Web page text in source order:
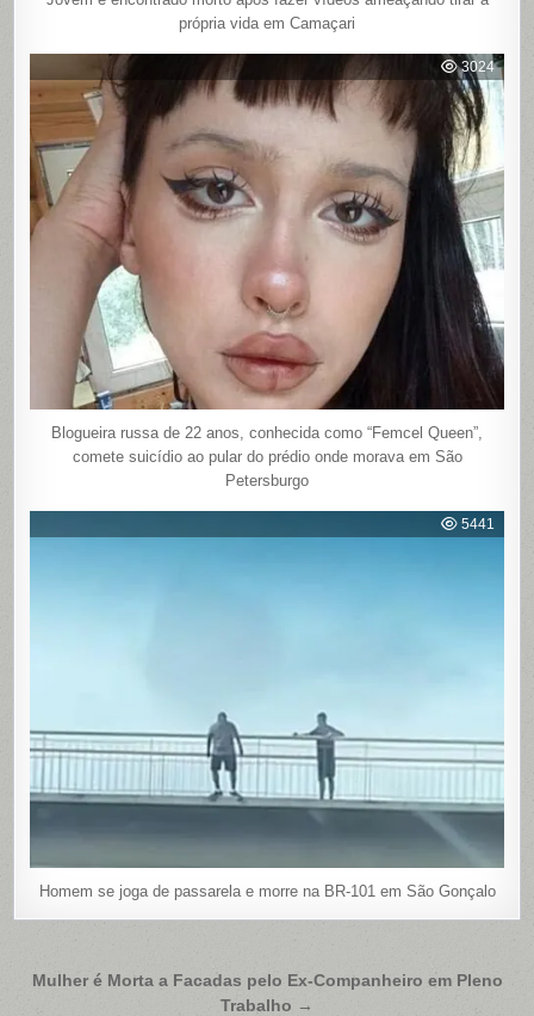
própria vida em Camaçari
3024
Blogueira russa de 22 anos, conhecida como “Femcel Queen”,
comete suicídio ao pular do prédio onde morava em São
Petersburgo
5441
Homem se joga de passarela e morre na BR-101 em São Gonçalo
Navegação
Mulher é Morta a Facadas pelo Ex-Companheiro em Pleno
Trabalho →